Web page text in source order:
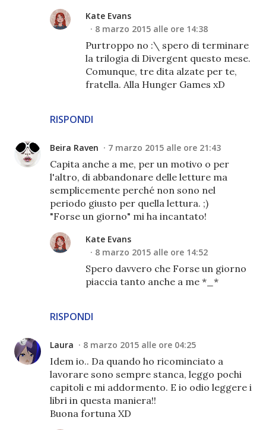
RISPONDI
Kate Evans
8 marzo 2015 alle ore 14:38
Purtroppo no :\ spero di terminare
la trilogia di Divergent questo mese.
Comunque, tre dita alzate per te,
fratella. Alla Hunger Games xD
Beira Raven 7 marzo 2015 alle ore 21:43
Capita anche a me, per un motivo o per
l'altro, di abbandonare delle letture ma
semplicemente perché non sono nel
periodo giusto per quella lettura. ;)
"Forse un giorno" mi ha incantato!
RISPONDI
Kate Evans
8 marzo 2015 alle ore 14:52
Spero davvero che Forse un giorno
piaccia tanto anche a me *_*
Laura 8 marzo 2015 alle ore 04:25
Idem io.. Da quando ho ricominciato a
lavorare sono sempre stanca, leggo pochi
capitoli e mi addormento. E io odio leggere i
libri in questa maniera!!
Buona fortuna XD